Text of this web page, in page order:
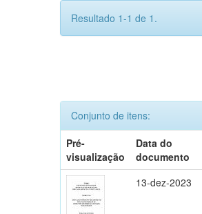
Resultado 1-1 de 1.
Conjunto de itens:
Pré-
visualização
Data do
documento
13-dez-2023